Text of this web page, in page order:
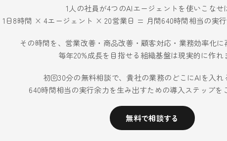
1人の社員が4つのAIエージェントを使いこなせ
1日8時間 × 4エージェント × 20営業日 = 月間640時間相当の実行
その時間を、営業改善・商品改善・顧客対応・業務効率化に
毎年20%成長を目指せる組織基盤は現実的に作れ
初回30分の無料相談で、貴社の業務のどこにAIを入れ
640時間相当の実行余力を生み出すための導入ステップを
無料で相談する